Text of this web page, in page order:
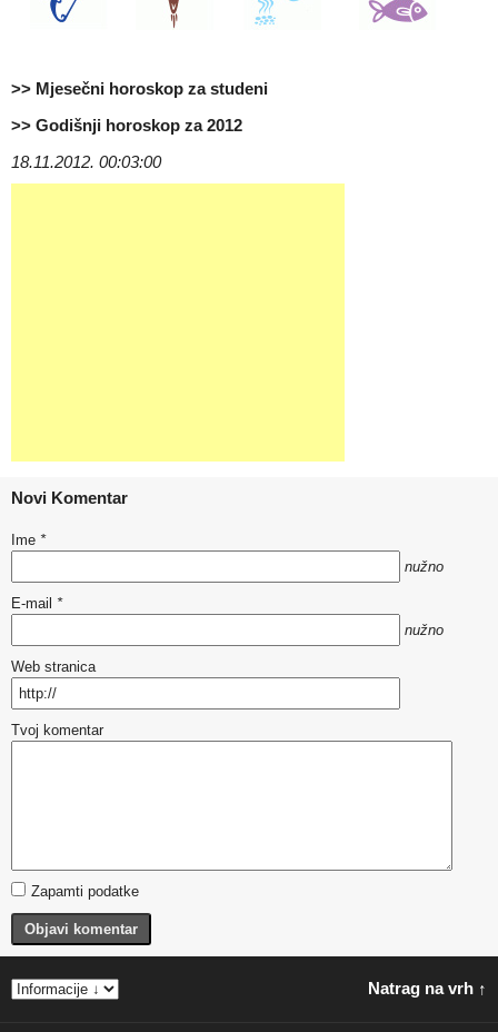
>> Mjesečni horoskop za studeni
>> Godišnji horoskop za 2012
18.11.2012. 00:03:00
Novi Komentar
Ime *
nužno
E-mail *
nužno
Web stranica
Tvoj komentar
Zapamti podatke
Objavi komentar
Natrag na vrh ↑